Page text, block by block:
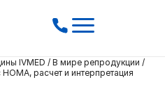
IVMED / В мире репродукции /
НОМА, расчет и интерпретация